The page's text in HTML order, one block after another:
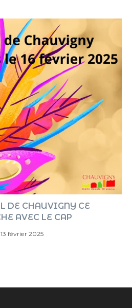
DE CHAUVIGNY CE
AVEC LE CAP
13 février 2025